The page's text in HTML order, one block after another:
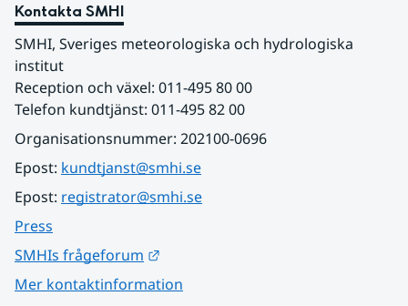
Kontakta SMHI
SMHI, Sveriges meteorologiska och hydrologiska
institut
Reception och växel: 011-495 80 00
Telefon kundtjänst: 011-495 82 00
Organisationsnummer: 202100-0696
Epost: kundtjanst@smhi.se
Epost: registrator@smhi.se
Press
SMHIs frågeforum
Mer kontaktinformation